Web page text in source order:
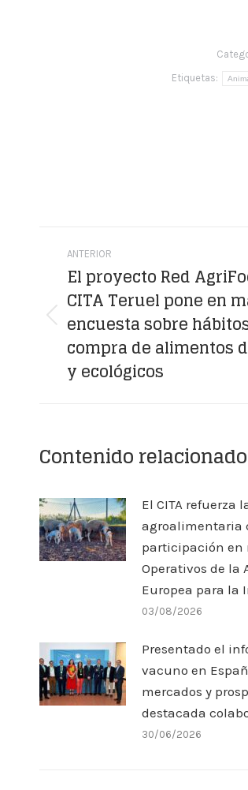
Etiquetas:
Navegación
entre
publicaciones
ANTERIOR
Publicación
anterior:
El proyecto Red
CITA Teruel pone en
encuesta sobre
compra de alimentos
y ecológicos
Contenido relacionado
El CITA refuerza
agroalimentaria
participación en
Operativos de la
Europea para la
03/08/2026
Presentado el
vacuno en
mercados y
destacada
30/06/2026